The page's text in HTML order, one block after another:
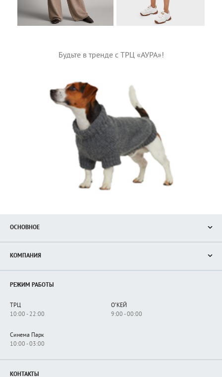
Будьте в тренде с ТРЦ «АУРА»!
ОСНОВНОЕ
Новости
Магазины
Услуги
КОМПАНИЯ
Рекламодателям
Как добраться
РЕЖИМ РАБОТЫ
ТРЦ
10:00 - 22:00
О'КЕЙ
9:00 - 00:00
Синема Парк
10:00 - 03:00
КОНТАКТЫ